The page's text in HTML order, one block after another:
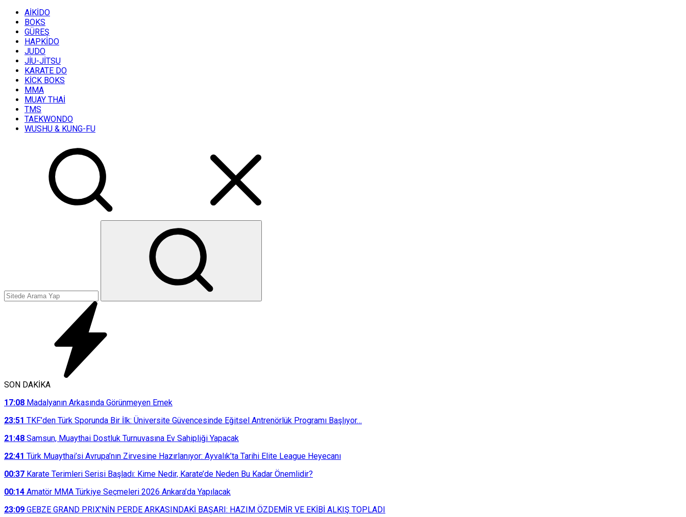
AİKİDO
BOKS
GÜREŞ
HAPKİDO
JUDO
JİU-JİTSU
KARATE DO
KİCK BOKS
MMA
MUAY THAİ
TMS
TAEKWONDO
WUSHU & KUNG-FU
SON DAKİKA
17:08 Madalyanın Arkasında Görünmeyen Emek
23:51 TKF’den Türk Sporunda Bir İlk: Üniversite Güvencesinde Eğitsel Antrenörlük Programı Başlıyor…
21:48 Samsun, Muaythai Dostluk Turnuvasına Ev Sahipliği Yapacak
22:41 Türk Muaythai’si Avrupa’nın Zirvesine Hazırlanıyor: Ayvalık’ta Tarihi Elite League Heyecanı
00:37 Karate Terimleri Serisi Başladı: Kime Nedir, Karate’de Neden Bu Kadar Önemlidir?
00:14 Amatör MMA Türkiye Seçmeleri 2026 Ankara’da Yapılacak
23:09 GEBZE GRAND PRIX’NİN PERDE ARKASINDAKİ BAŞARI: HAZIM ÖZDEMİR VE EKİBİ ALKIŞ TOPLADI